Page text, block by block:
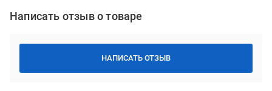
Написать отзыв о товаре
НАПИСАТЬ ОТЗЫВ